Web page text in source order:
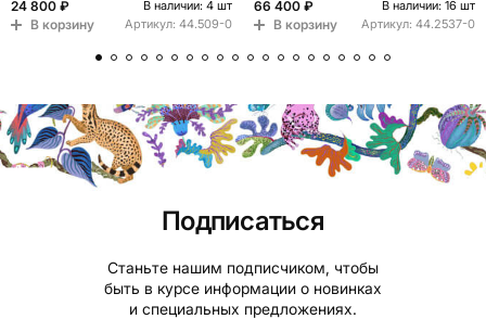
24 800 ₽ В наличии: 4 шт
В корзину Артикул: 44.509-0
66 400 ₽
В наличии: 16 шт
В корзину Артикул: 44.2537-0
Подписаться
Станьте нашим подписчиком, чтобы
быть в курсе информации о новинках
и специальных предложениях.